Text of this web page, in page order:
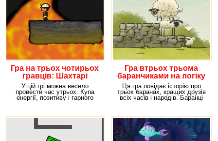
Гра на трьох чотирьох
гравців: Шахтарі
У цій грі можна весело
провести час утрьох. Купа
енергії, позитиву і гарного
Гра втрьох трьома
баранчиками на логіку
Ця гра повідає історію про
трьох баранах, кращих друзів
всіх часів і народів. Баранці